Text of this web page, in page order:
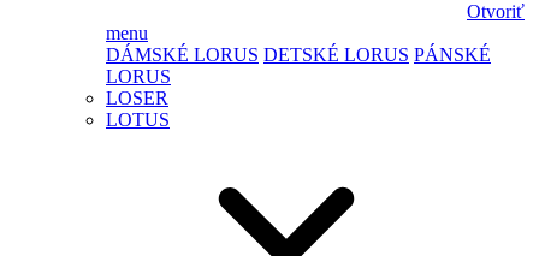
Otvoriť
menu
DÁMSKÉ LORUS DETSKÉ LORUS PÁNSKÉ
LORUS
LOSER
LOTUS